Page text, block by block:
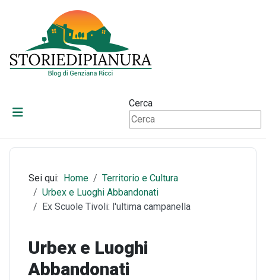
Cerca
Sei qui: Home
Territorio e Cultura
Urbex e Luoghi Abbandonati
Ex Scuole Tivoli: l'ultima campanella
Urbex e Luoghi
Abbandonati